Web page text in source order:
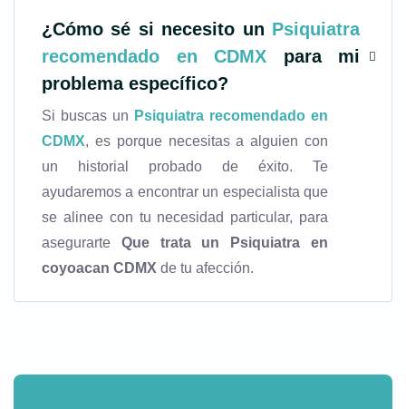
¿Cómo sé si necesito un Psiquiatra
recomendado en CDMX para mi
problema específico?
Si buscas un Psiquiatra recomendado en
CDMX, es porque necesitas a alguien con
un historial probado de éxito. Te
ayudaremos a encontrar un especialista que
se alinee con tu necesidad particular, para
asegurarte Que trata un Psiquiatra en
coyoacan CDMX de tu afección.